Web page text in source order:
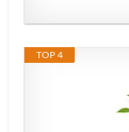
TOP 4